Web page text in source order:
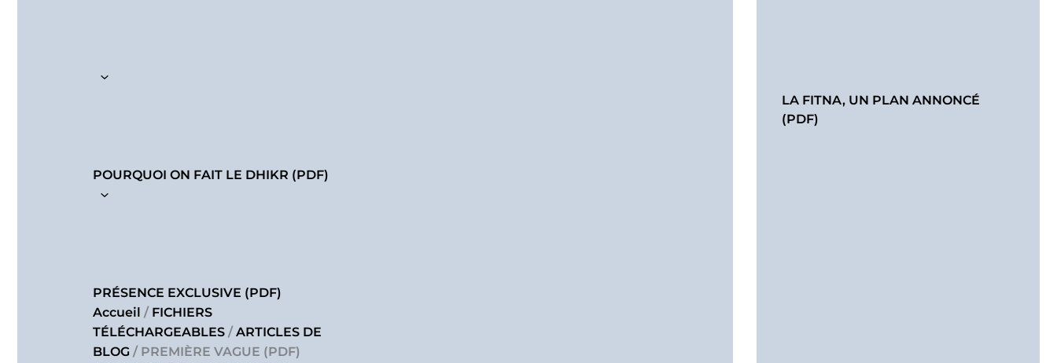
POURQUOI ON FAIT LE DHIKR (PDF)
PRÉSENCE EXCLUSIVE (PDF)
Accueil / FICHIERS
TÉLÉCHARGEABLES /ARTICLES DE
BLOG / PREMIÈRE VAGUE (PDF)
LA FITNA, UN PLAN ANNONCÉ
(PDF)